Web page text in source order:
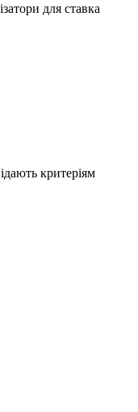
для ставка
критеріям